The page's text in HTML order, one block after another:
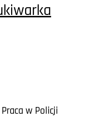
Praca w Policji